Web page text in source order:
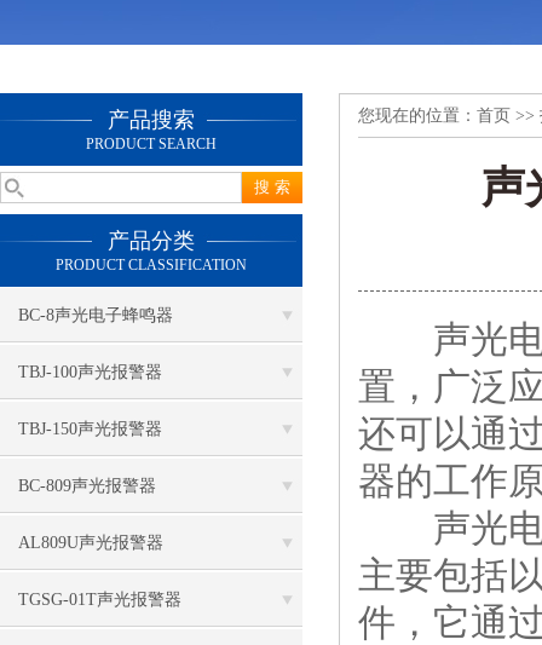
产品搜索
PRODUCT SEARCH
产品分类
PRODUCT CLASSIFICATION
BC-8声光电子蜂鸣器
TBJ-100声光报警器
TBJ-150声光报警器
BC-809声光报警器
AL809U声光报警器
TGSG-01T声光报警器
您现在的位置： 首页 >>
声
声光电
置，广泛
还可以通
器的工作
声光电
主要包括
件，它通